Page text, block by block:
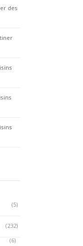
des
(5)
(232)
(6)